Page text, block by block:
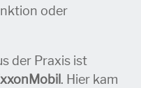
oder
der Praxis ist
. Hier kam